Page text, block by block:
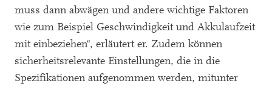
muss dann abwägen und andere wichtige Faktoren
wie zum Beispiel Geschwindigkeit und Akkulaufzeit
mit einbeziehen“, erläutert er. Zudem können
sicherheitsrelevante Einstellungen, die in die
Spezifikationen aufgenommen werden, mitunter